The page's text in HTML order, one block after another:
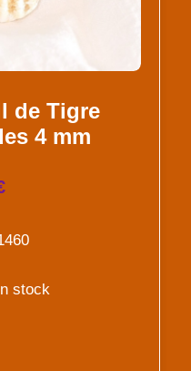
de Tigre
4 mm
stock